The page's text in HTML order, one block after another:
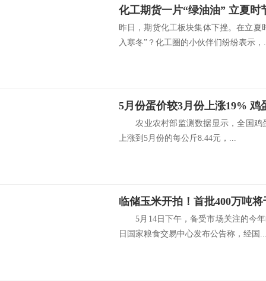
化工期货一片“绿油油” 立夏时
昨日，期货化工板块集体下挫。在立夏
入寒冬”？化工圈的小伙伴们纷纷表示，
5月份蛋价较3月份上涨19% 鸡
农业农村部监测数据显示，全国鸡
上涨到5月份的每公斤8.44元，...
5月14日下午，备受市场关注的今年
日国家粮食交易中心发布公告称，经国